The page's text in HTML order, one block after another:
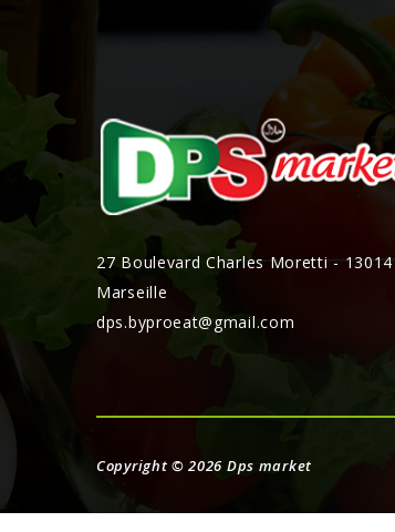
27 Boulevard Charles Moretti - 13014
Marseille
dps.byproeat@gmail.com
Copyright © 2026 Dps market